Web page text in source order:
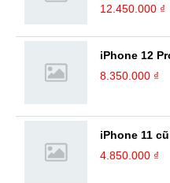
12.450.000 ₫
iPhone 12
8.350.000 ₫
iPhone 11
4.850.000 ₫